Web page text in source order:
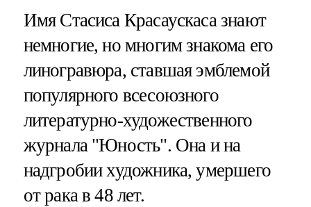
Имя Стасиса Красаускаса знают
немногие, но многим знакома его
линогравюра, ставшая эмблемой
популярного всесоюзного
литературно-художественного
журнала "Юность". Она и на
надгробии художника, умершего
от рака в 48 лет.